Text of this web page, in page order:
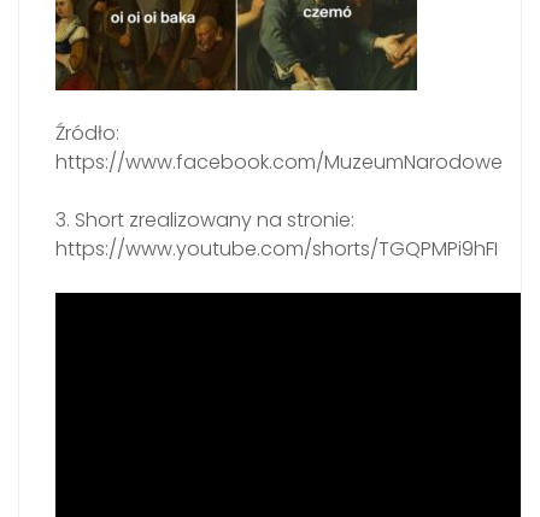
Źródło:
https://www.facebook.com/MuzeumNarodowe
3. Short zrealizowany na stronie:
https://www.youtube.com/shorts/TGQPMPi9hFI